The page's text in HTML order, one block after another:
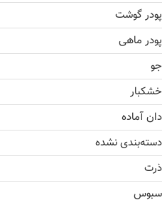
پودر گوشت
پودر ماهی
جو
خشکبار
دان آماده
دسته‌بندی نشده
ذرت
سبوس